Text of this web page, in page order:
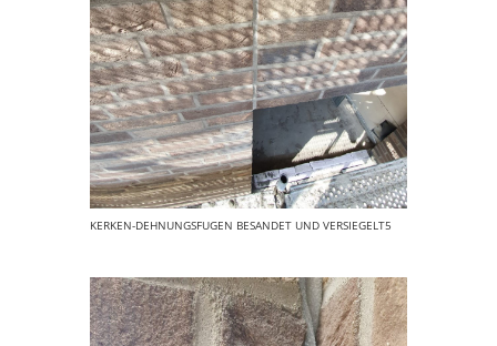
KERKEN-DEHNUNGSFUGEN BESANDET UND VERSIEGELT5